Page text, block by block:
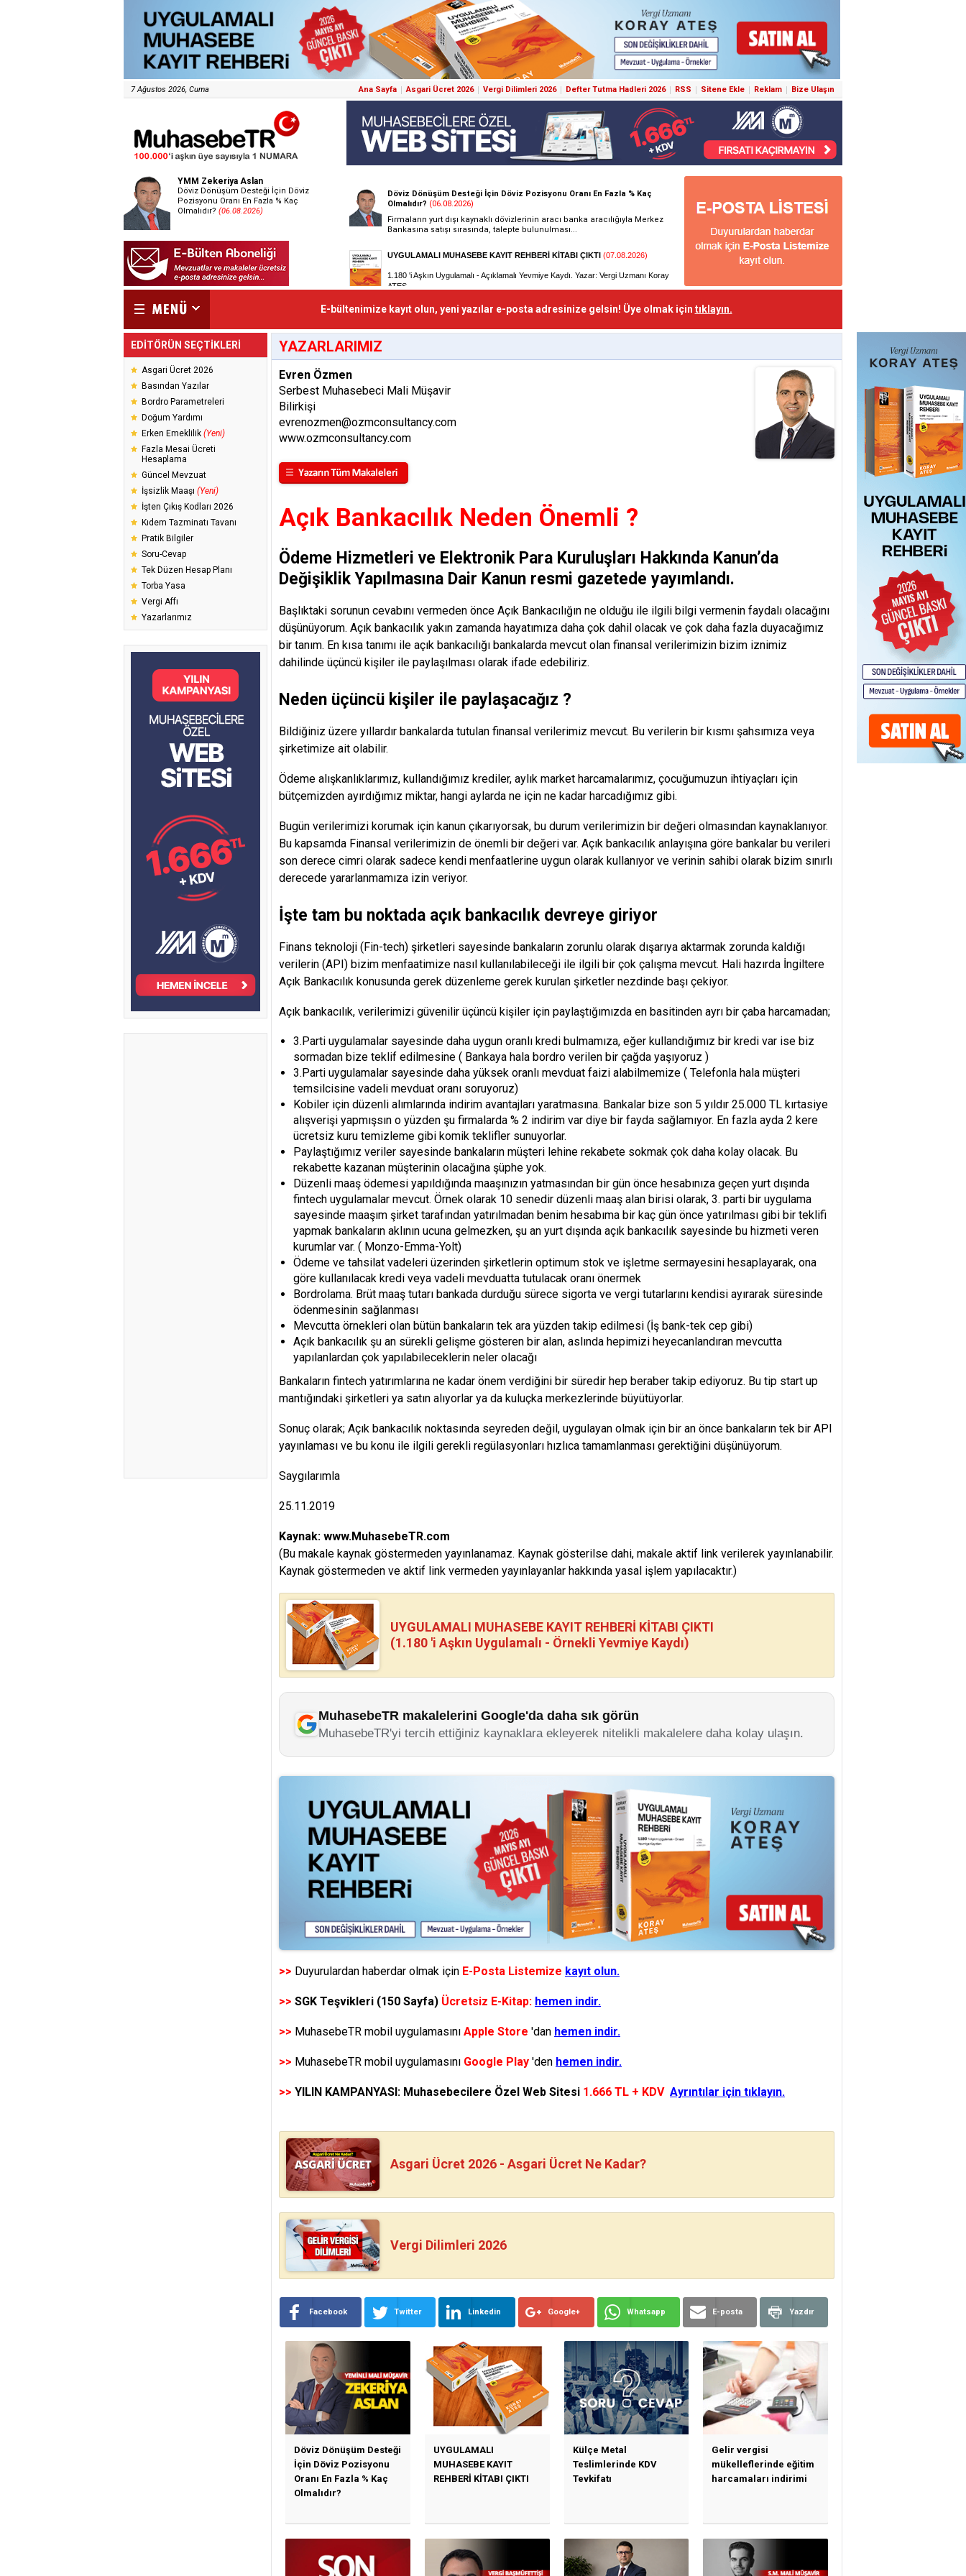
7 Ağustos 2026, Cuma Ana Sayfa Asgari Ücret 2026 Vergi Dilimleri 2026 Defter Tutma Hadleri 2026 RSS Sitene Ekle Reklam Bize Ulaşın
YMM Zekeriya Aslan
Döviz Dönüşüm Desteği İçin Döviz
Pozisyonu Oranı En Fazla % Kaç
Olmalıdır? (06.08.2026)
E-bültenimize kayıt olun, yeni yazılar e-posta adresinize gelsin! Üye olmak için tıklayın.
EDİTÖRÜN SEÇTİKLERİ
Asgari Ücret 2026
Basından Yazılar
Bordro Parametreleri
Doğum Yardımı
Erken Emeklilik (Yeni)
Fazla Mesai Ücreti
Hesaplama
Güncel Mevzuat
İşsizlik Maaşı (Yeni)
İşten Çıkış Kodları 2026
Kıdem Tazminatı Tavanı
Pratik Bilgiler
Soru-Cevap
Tek Düzen Hesap Planı
Torba Yasa
Vergi Affı
Yazarlarımız
YAZARLARIMIZ
Evren Özmen
Serbest Muhasebeci Mali Müşavir
Bilirkişi
evrenozmen@ozmconsultancy.com
www.ozmconsultancy.com
Açık Bankacılık Neden Önemli ?
Ödeme Hizmetleri ve Elektronik Para Kuruluşları Hakkında Kanun’da
Değişiklik Yapılmasına Dair Kanun resmi gazetede yayımlandı.
Başlıktaki sorunun cevabını vermeden önce Açık Bankacılığın ne olduğu ile ilgili bilgi vermenin faydalı olacağını
düşünüyorum. Açık bankacılık yakın zamanda hayatımıza daha çok dahil olacak ve çok daha fazla duyacağımız
bir tanım. En kısa tanımı ile açık bankacılığı bankalarda mevcut olan finansal verilerimizin bizim iznimiz
dahilinde üçüncü kişiler ile paylaşılması olarak ifade edebiliriz.
Neden üçüncü kişiler ile paylaşacağız ?
Bildiğiniz üzere yıllardır bankalarda tutulan finansal verilerimiz mevcut. Bu verilerin bir kısmı şahsımıza veya
şirketimize ait olabilir.
Ödeme alışkanlıklarımız, kullandığımız krediler, aylık market harcamalarımız, çocuğumuzun ihtiyaçları için
bütçemizden ayırdığımız miktar, hangi aylarda ne için ne kadar harcadığımız gibi.
Bugün verilerimizi korumak için kanun çıkarıyorsak, bu durum verilerimizin bir değeri olmasından kaynaklanıyor.
Bu kapsamda Finansal verilerimizin de önemli bir değeri var. Açık bankacılık anlayışına göre bankalar bu verileri
son derece cimri olarak sadece kendi menfaatlerine uygun olarak kullanıyor ve verinin sahibi olarak bizim sınırlı
derecede yararlanmamıza izin veriyor.
İşte tam bu noktada açık bankacılık devreye giriyor
Finans teknoloji (Fin-tech) şirketleri sayesinde bankaların zorunlu olarak dışarıya aktarmak zorunda kaldığı
verilerin (API) bizim menfaatimize nasıl kullanılabileceği ile ilgili bir çok çalışma mevcut. Hali hazırda İngiltere
Açık Bankacılık konusunda gerek düzenleme gerek kurulan şirketler nezdinde başı çekiyor.
Açık bankacılık, verilerimizi güvenilir üçüncü kişiler için paylaştığımızda en basitinden ayrı bir çaba harcamadan;
3.Parti uygulamalar sayesinde daha uygun oranlı kredi bulmamıza, eğer kullandığımız bir kredi var ise biz
sormadan bize teklif edilmesine ( Bankaya hala bordro verilen bir çağda yaşıyoruz )
3.Parti uygulamalar sayesinde daha yüksek oranlı mevduat faizi alabilmemize ( Telefonla hala müşteri
temsilcisine vadeli mevduat oranı soruyoruz)
Kobiler için düzenli alımlarında indirim avantajları yaratmasına. Bankalar bize son 5 yıldır 25.000 TL kırtasiye
alışverişi yapmışsın o yüzden şu firmalarda % 2 indirim var diye bir fayda sağlamıyor. En fazla ayda 2 kere
ücretsiz kuru temizleme gibi komik teklifler sunuyorlar.
Paylaştığımız veriler sayesinde bankaların müşteri lehine rekabete sokmak çok daha kolay olacak. Bu
rekabette kazanan müşterinin olacağına şüphe yok.
Düzenli maaş ödemesi yapıldığında maaşınızın yatmasından bir gün önce hesabınıza geçen yurt dışında
fintech uygulamalar mevcut. Örnek olarak 10 senedir düzenli maaş alan birisi olarak, 3. parti bir uygulama
sayesinde maaşım şirket tarafından yatırılmadan benim hesabıma bir kaç gün önce yatırılması gibi bir teklifi
yapmak bankaların aklının ucuna gelmezken, şu an yurt dışında açık bankacılık sayesinde bu hizmeti veren
kurumlar var. ( Monzo-Emma-Yolt)
Ödeme ve tahsilat vadeleri üzerinden şirketlerin optimum stok ve işletme sermayesini hesaplayarak, ona
göre kullanılacak kredi veya vadeli mevduatta tutulacak oranı önermek
Bordrolama. Brüt maaş tutarı bankada durduğu sürece sigorta ve vergi tutarlarını kendisi ayırarak süresinde
ödenmesinin sağlanması
Mevcutta örnekleri olan bütün bankaların tek ara yüzden takip edilmesi (İş bank-tek cep gibi)
Açık bankacılık şu an sürekli gelişme gösteren bir alan, aslında hepimizi heyecanlandıran mevcutta
yapılanlardan çok yapılabileceklerin neler olacağı
Bankaların fintech yatırımlarına ne kadar önem verdiğini bir süredir hep beraber takip ediyoruz. Bu tip start up
mantığındaki şirketleri ya satın alıyorlar ya da kuluçka merkezlerinde büyütüyorlar.
Sonuç olarak; Açık bankacılık noktasında seyreden değil, uygulayan olmak için bir an önce bankaların tek bir API
yayınlaması ve bu konu ile ilgili gerekli regülasyonları hızlıca tamamlanması gerektiğini düşünüyorum.
Saygılarımla
25.11.2019
Kaynak: www.MuhasebeTR.com
(Bu makale kaynak göstermeden yayınlanamaz. Kaynak gösterilse dahi, makale aktif link verilerek yayınlanabilir.
Kaynak göstermeden ve aktif link vermeden yayınlayanlar hakkında yasal işlem yapılacaktır.)
UYGULAMALI MUHASEBE KAYIT REHBERİ KİTABI ÇIKTI
(1.180 'i Aşkın Uygulamalı - Örnekli Yevmiye Kaydı)
MuhasebeTR makalelerini Google'da daha sık görün
MuhasebeTR'yi tercih ettiğiniz kaynaklara ekleyerek nitelikli makalelere daha kolay ulaşın.
>> Duyurulardan haberdar olmak için E-Posta Listemize kayıt olun.
>> SGK Teşvikleri (150 Sayfa) Ücretsiz E-Kitap: hemen indir.
>> MuhasebeTR mobil uygulamasını Apple Store 'dan hemen indir.
>> MuhasebeTR mobil uygulamasını Google Play 'den hemen indir.
>> YILIN KAMPANYASI: Muhasebecilere Özel Web Sitesi 1.666 TL + KDV Ayrıntılar için tıklayın.
Asgari Ücret 2026 - Asgari Ücret Ne Kadar?
Vergi Dilimleri 2026
Facebook Twitter Linkedin Google+ Whatsapp E-posta Yazdır
Döviz Dönüşüm Desteği
İçin Döviz Pozisyonu
Oranı En Fazla % Kaç
Olmalıdır?
UYGULAMALI
MUHASEBE KAYIT
REHBERİ KİTABI ÇIKTI
Külçe Metal
Teslimlerinde KDV
Tevkifatı
Gelir vergisi
mükelleflerinde eğitim
harcamaları indirimi